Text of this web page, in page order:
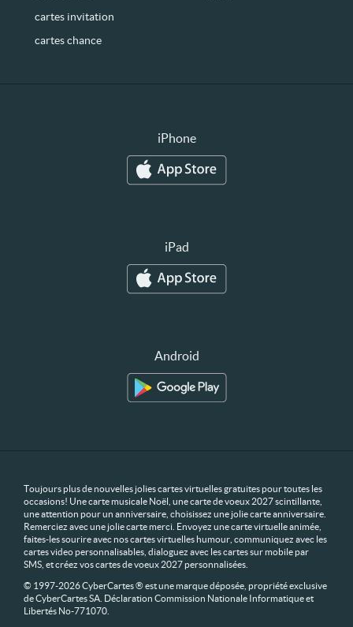
cartes invitation
cartes chance
iPhone
iPad
Android
Toujours plus de nouvelles jolies cartes virtuelles gratuites pour toutes les
occasions! Une carte musicale Noël, une carte de voeux 2027 scintillante,
une attention pour un anniversaire, choisissez une jolie carte anniversaire.
Remerciez avec une jolie carte merci. Envoyez une carte virtuelle animée,
faites-les sourire avec nos cartes virtuelles humour, communiquez avec les
cartes video personnalisables, dialoguez avec les cartes sur mobile par
SMS, et créez vos cartes de voeux 2027 personnalisées.
© 1997-2026 CyberCartes ® est une marque déposée, propriété exclusive
de CyberCartes SA. Déclaration Commission Nationale Informatique et
Libertés No-771070.